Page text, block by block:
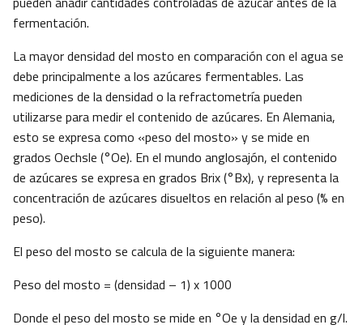
fermentación.
La mayor densidad del mosto en comparación con el agua se
debe principalmente a los azúcares fermentables. Las
mediciones de la densidad o la refractometría pueden
utilizarse para medir el contenido de azúcares. En Alemania,
esto se expresa como «peso del mosto» y se mide en
grados Oechsle (°Oe). En el mundo anglosajón, el contenido
de azúcares se expresa en grados Brix (°Bx), y representa la
concentración de azúcares disueltos en relación al peso (% en
peso).
El peso del mosto se calcula de la siguiente manera:
Peso del mosto = (densidad – 1) x 1000
Donde el peso del mosto se mide en °Oe y la densidad en g/l.